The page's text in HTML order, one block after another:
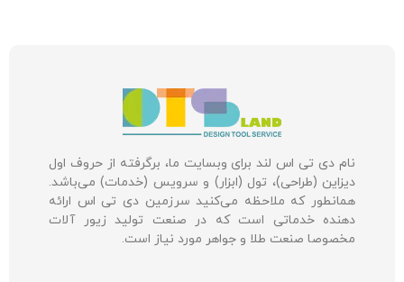
نام دی تی اس لند برای وبسایت ما، برگرفته از حروف اول
دیزاین (طراحی)، تول (ابزار) و سرویس (خدمات) می‌باشد.
همانطور که ملاحظه می‌کنید سرزمین دی تی اس ارائه
دهنده خدماتی است که در صنعت تولید زیور آلات
مخصوصا صنعت طلا و جواهر مورد نیاز است.